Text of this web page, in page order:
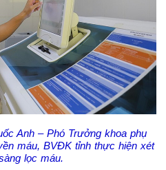
Anh – Phó Trưởng khoa phụ
máu, BVĐK tỉnh thực hiện xét
lọc máu.